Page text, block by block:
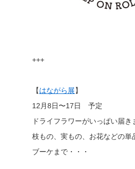
+++
【はながら展】
12月8日〜17日 予定
ドライフラワーがいっぱい届き
枝もの、実もの、お花などの単
ブーケまで・・・